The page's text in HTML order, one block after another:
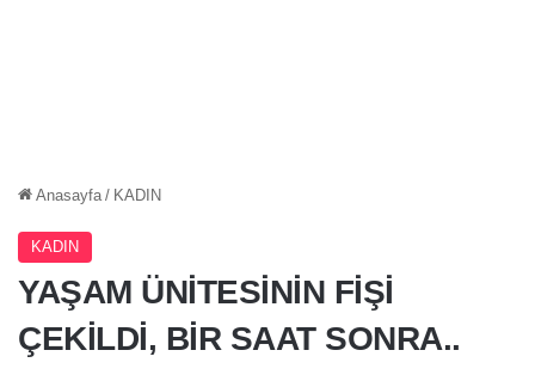
Anasayfa / KADIN
KADIN
YAŞAM ÜNİTESİNİN FİŞİ
ÇEKİLDİ, BİR SAAT SONRA..